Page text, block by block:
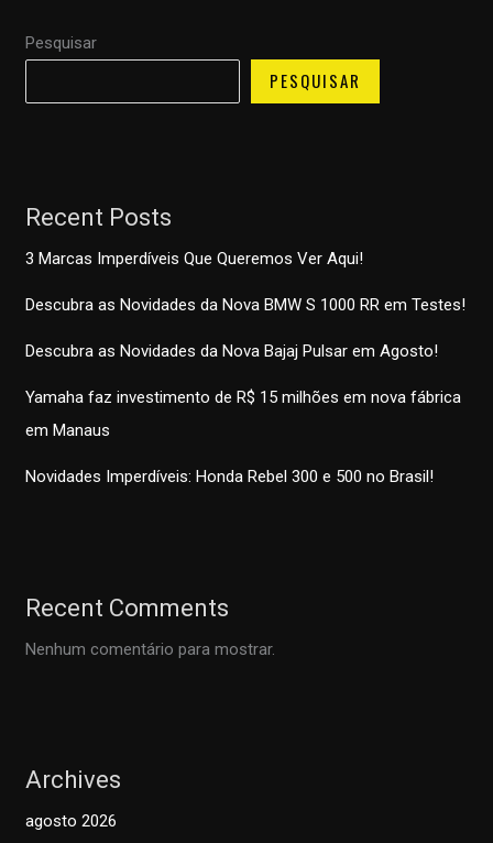
Pesquisar
PESQUISAR
Recent Posts
3 Marcas Imperdíveis Que Queremos Ver Aqui!
Descubra as Novidades da Nova BMW S 1000 RR em Testes!
Descubra as Novidades da Nova Bajaj Pulsar em Agosto!
Yamaha faz investimento de R$ 15 milhões em nova fábrica
em Manaus
Novidades Imperdíveis: Honda Rebel 300 e 500 no Brasil!
Recent Comments
Nenhum comentário para mostrar.
Archives
agosto 2026